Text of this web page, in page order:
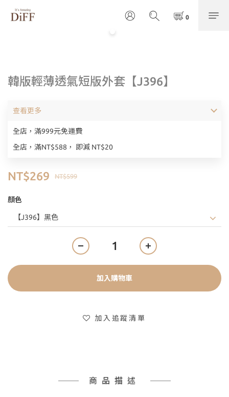
韓版輕薄透氣短版外套【J396】
全店，滿999元免運費
全店，滿NT$588， 即減 NT$20
查看更多
NT$599
NT$269
顏色
加入購物車
加入追蹤清單
商品描述